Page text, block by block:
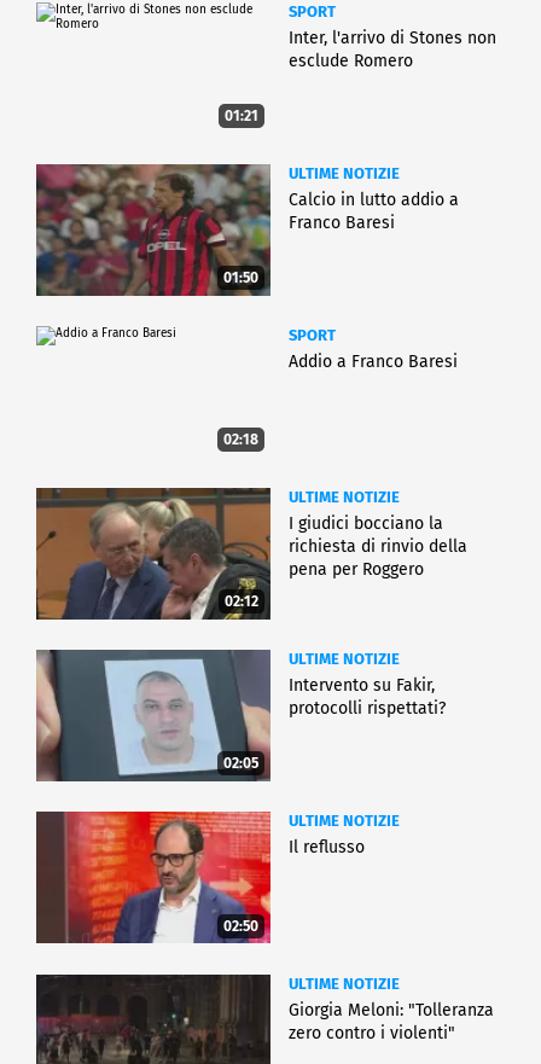
01:21
SPORT
Inter, l'arrivo di Stones non
esclude Romero
01:50
ULTIME NOTIZIE
Calcio in lutto addio a
Franco Baresi
02:18
SPORT
Addio a Franco Baresi
02:12
ULTIME NOTIZIE
I giudici bocciano la
richiesta di rinvio della
pena per Roggero
02:05
ULTIME NOTIZIE
Intervento su Fakir,
protocolli rispettati?
02:50
ULTIME NOTIZIE
Il reflusso
ULTIME NOTIZIE
Giorgia Meloni: "Tolleranza
zero contro i violenti"